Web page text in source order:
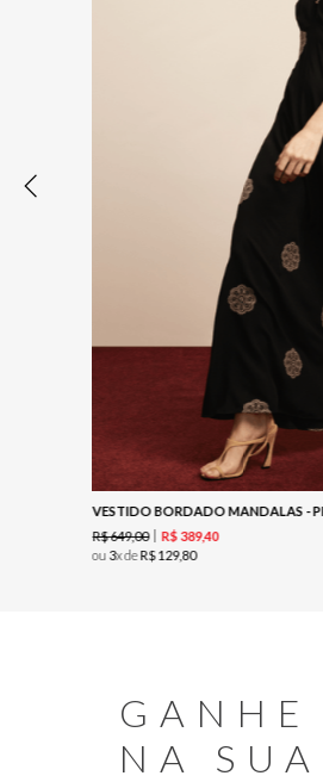
VESTIDO BORDADO MANDALAS -
R$649,00 R$ 389,40
ou 3x deR$129,80
GANHE
NA